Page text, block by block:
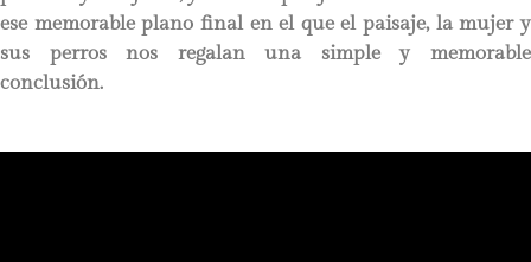
ese memorable plano final en el que el paisaje, la mujer y
sus perros nos regalan una simple y memorable
conclusión.